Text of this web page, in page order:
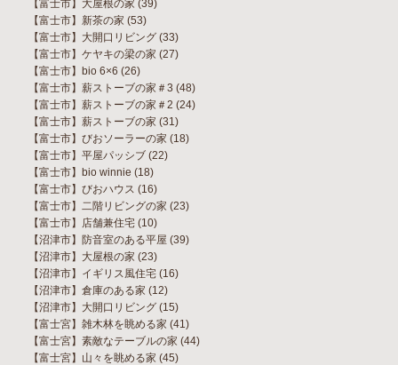
【富士市】大屋根の家 (39)
【富士市】新茶の家 (53)
【富士市】大開口リビング (33)
【富士市】ケヤキの梁の家 (27)
【富士市】bio 6×6 (26)
【富士市】薪ストーブの家＃3 (48)
【富士市】薪ストーブの家＃2 (24)
【富士市】薪ストーブの家 (31)
【富士市】びおソーラーの家 (18)
【富士市】平屋パッシブ (22)
【富士市】bio winnie (18)
【富士市】びおハウス (16)
【富士市】二階リビングの家 (23)
【富士市】店舗兼住宅 (10)
【沼津市】防音室のある平屋 (39)
【沼津市】大屋根の家 (23)
【沼津市】イギリス風住宅 (16)
【沼津市】倉庫のある家 (12)
【沼津市】大開口リビング (15)
【富士宮】雑木林を眺める家 (41)
【富士宮】素敵なテーブルの家 (44)
【富士宮】山々を眺める家 (45)